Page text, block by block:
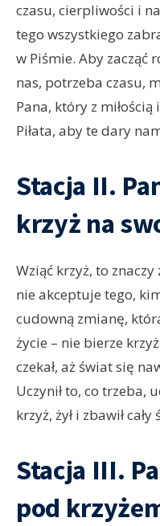
czasu, cierpliwości i
tego wszystkiego
w Piśmie. Aby zacząć
nas, potrzeba czasu,
Pana, który z miłością
Piłata, aby te dary
Stacja II.
krzyż na
Wziąć krzyż, to znaczy
nie akceptuje tego,
cudowną zmianę,
życie – nie bierze
czekał, aż świat się
Uczynił to, co trzeba,
krzyż, żył i zbawił cały
Stacja III.
pod